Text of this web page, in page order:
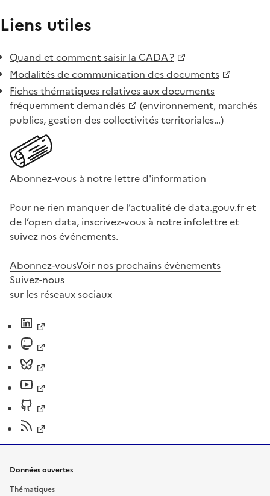
Liens utiles
Quand et comment saisir la CADA ?
Modalités de communication des documents
Fiches thématiques relatives aux documents
fréquemment demandés
(environnement, marchés
publics, gestion des collectivités territoriales…)
Abonnez-vous à notre lettre d'information
Pour ne rien manquer de l’actualité de data.gouv.fr et
de l’open data, inscrivez-vous à notre infolettre et
suivez nos événements.
Abonnez-vousVoir nos prochains évènements
Suivez-nous
sur les réseaux sociaux
Données ouvertes
Thématiques